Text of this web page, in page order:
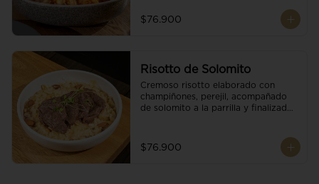
$76.900
Risotto de Solomito
Cremoso risotto elaborado con
champiñones, perejil, acompañado
de solomito a la parrilla y finalizado
$76.900